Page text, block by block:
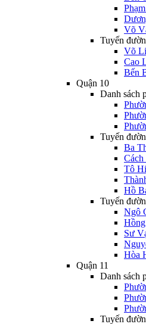
Võ
Tuyến
Võ
Cao
Bến
Quận 10
Danh sách
Tuyến
Ba
Cách
Tô
Hồ
Tuyến
Ngô
Sư
Hòa
Quận 11
Danh sách
Tuyến